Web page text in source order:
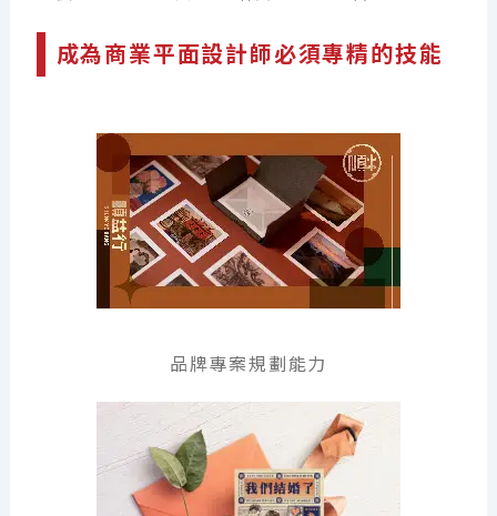
成為商業平面設計師必須專精的技能
品牌專案規劃能力